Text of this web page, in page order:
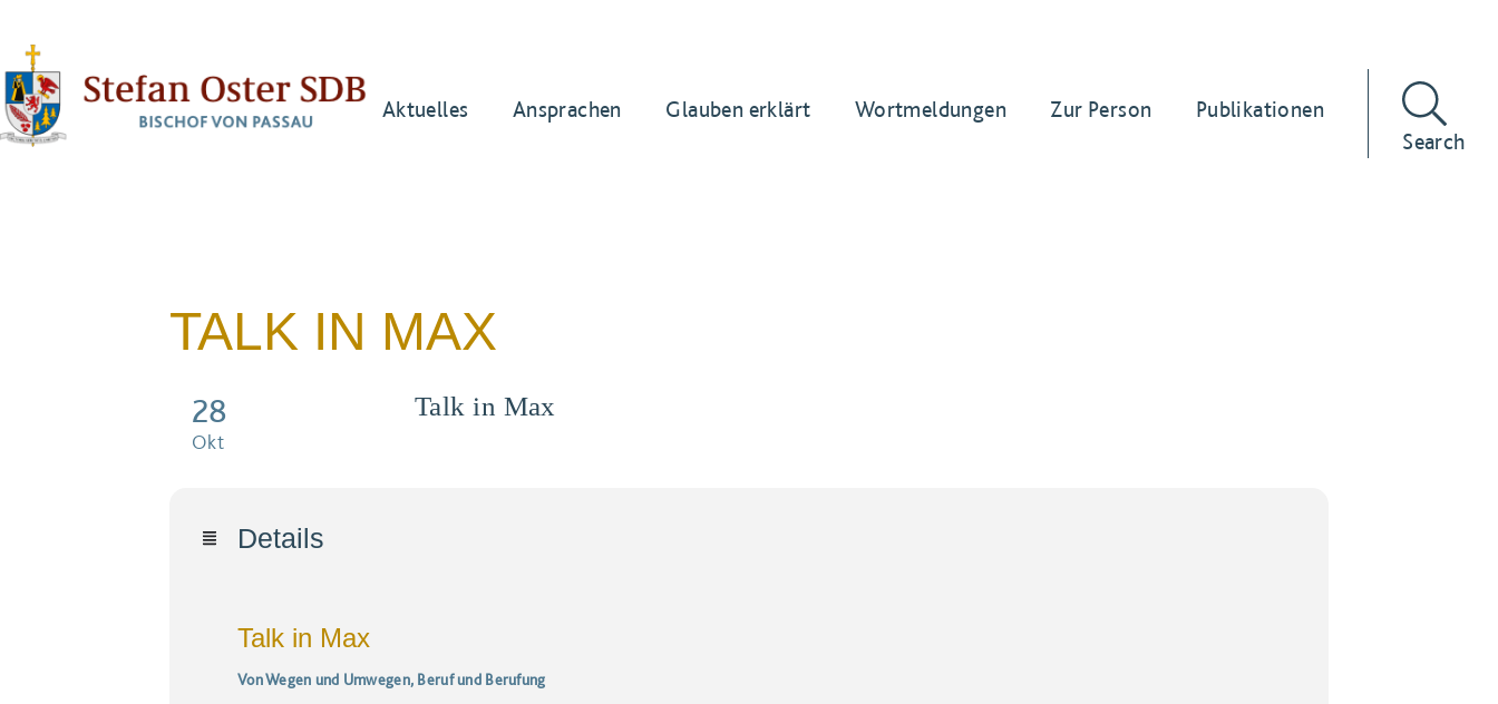
Aktuelles Ansprachen Glauben erklärt Wortmeldungen Zur Person
Publikationen
Search
TALK IN MAX
28
Okt
Talk in Max
Details
Talk in Max
Von Wegen und Umwegen, Beruf und Berufung